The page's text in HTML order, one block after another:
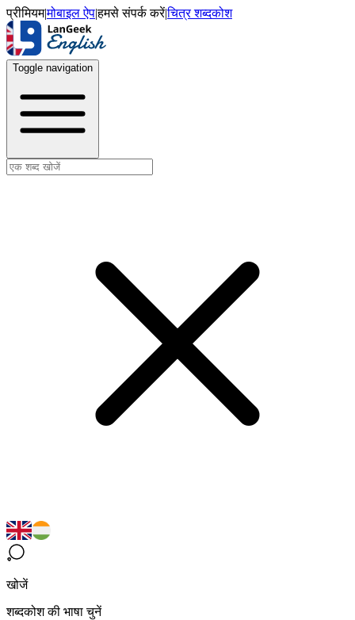
प्रीमियम|मोबाइल ऐप|हमसे संपर्क करें|चित्र शब्दकोश
Toggle navigation
खोजें
शब्दकोश की भाषा चुनें